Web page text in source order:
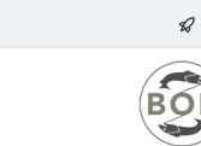
Zum Hauptinhalt springen